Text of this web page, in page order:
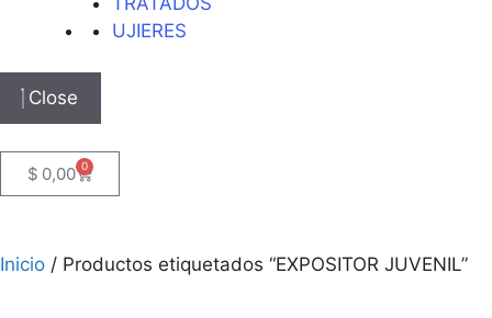
UJIERES
Close
$ 0,00 0
Inicio / Productos etiquetados “EXPOSITOR JUVENIL”